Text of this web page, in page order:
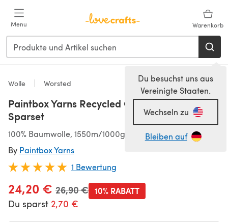
Menu Warenkorb
Du besuchst uns aus
Vereinigte Staaten.
Wechseln zu
Bleiben auf
Wolle Worsted
Paintbox Yarns Recycled Cotton Worsted 10er
Sparset
100% Baumwolle, 1550m/1000g, Worsted (4,50-5,50 mm)
By Paintbox Yarns
1 Bewertung
24,20 € Alter Preis
26,90 €
Du sparst 2,70 €
10% RABATT